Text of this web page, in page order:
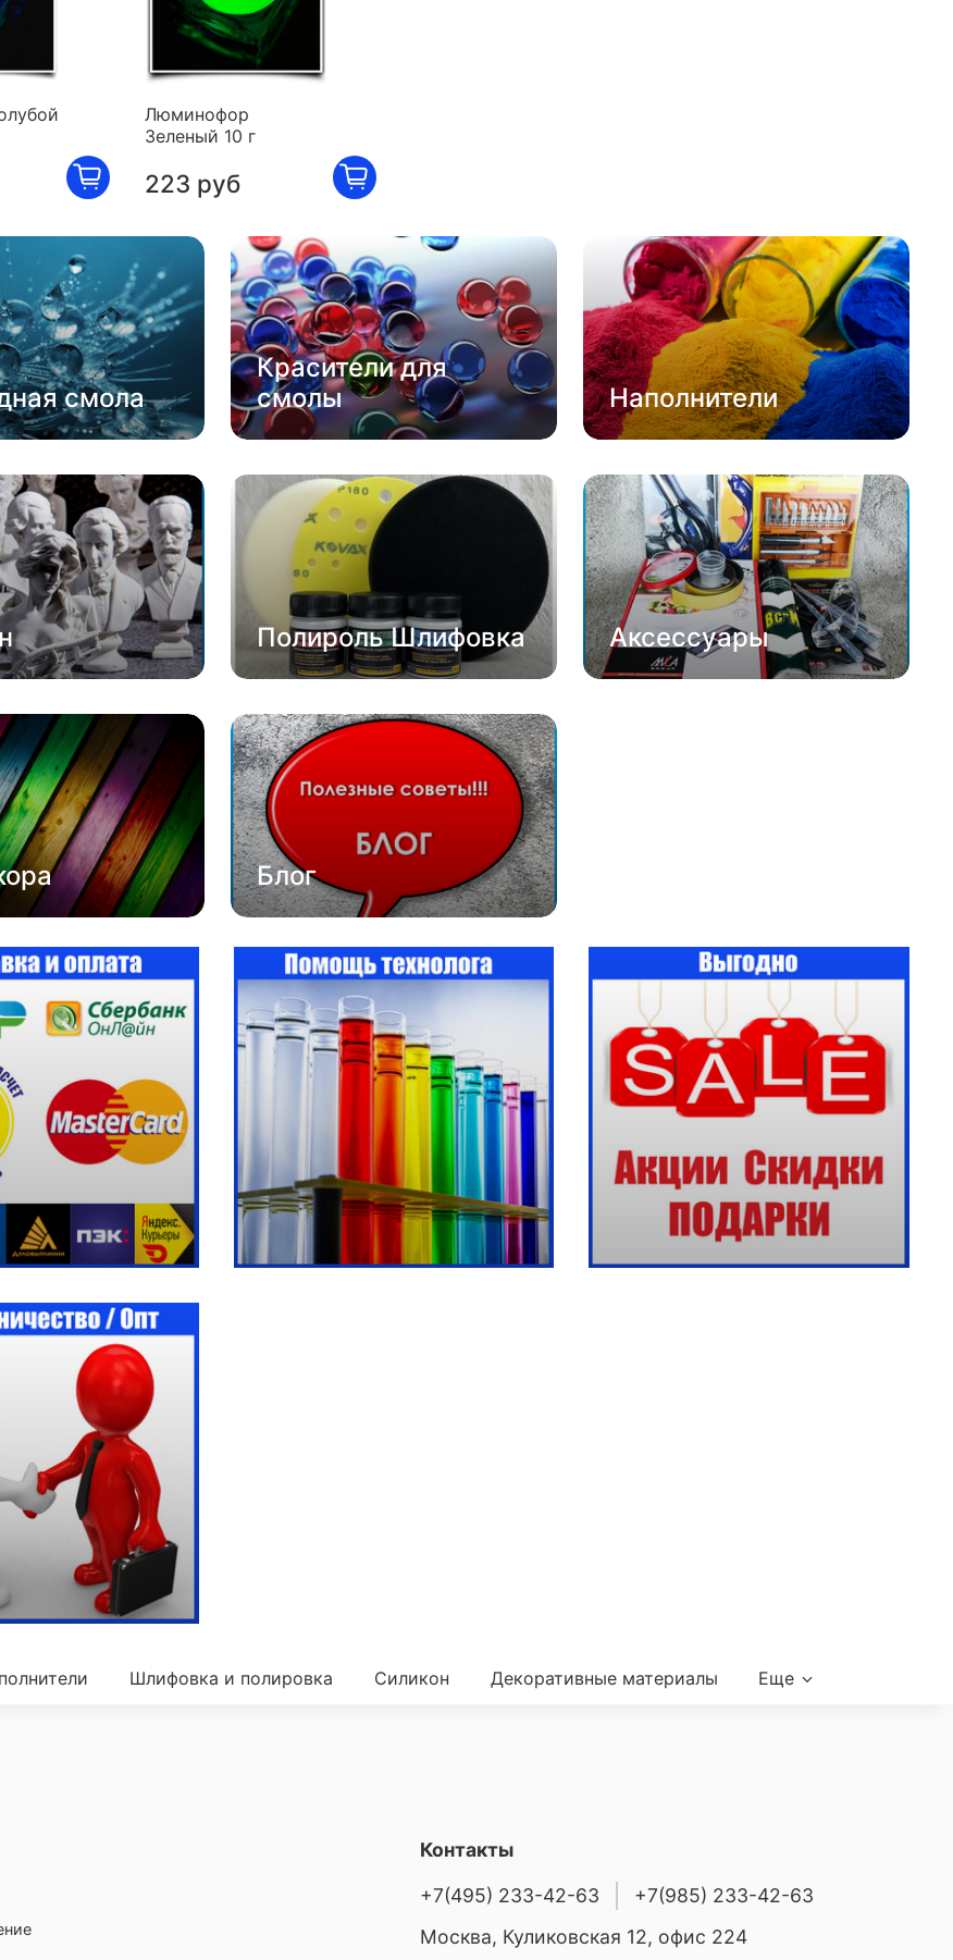
Люминофор
Зеленый 10 г
223 руб
смола
Красители для
смолы
Наполнители
Полироль Шлифовка Аксессуары
Блог
Шлифовка и полировка Силикон Декоративные материалы Еще
Контакты
+7(495) 233-42-63
+7(985) 233-42-63
Москва, Куликовская 12, офис 224